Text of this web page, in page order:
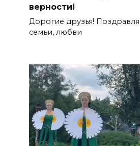
верности!
Дорогие друзья!
семьи, любви